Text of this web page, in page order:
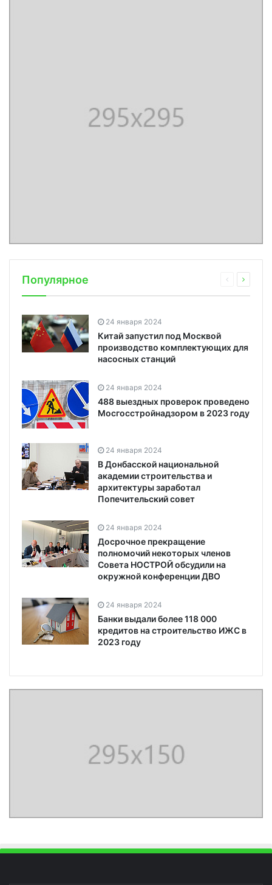
Популярное
24 января 2024
Китай запустил под Москвой
производство комплектующих для
насосных станций
24 января 2024
488 выездных проверок проведено
Мосгосстройнадзором в 2023 году
24 января 2024
В Донбасской национальной
академии строительства и
архитектуры заработал
Попечительский совет
24 января 2024
Досрочное прекращение
полномочий некоторых членов
Совета НОСТРОЙ обсудили на
окружной конференции ДВО
24 января 2024
Банки выдали более 118 000
кредитов на строительство ИЖС в
2023 году